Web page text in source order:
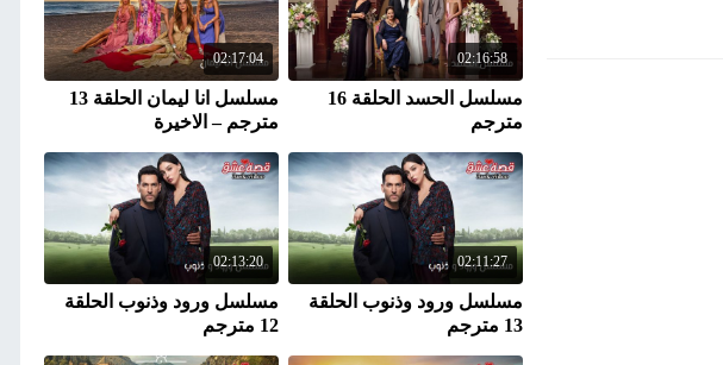
02:16:58
مسلسل الحسد الحلقة 16
مترجم
02:17:04
مسلسل انا ليمان الحلقة 13
مترجم – الاخيرة
02:11:27
مسلسل ورود وذنوب الحلقة
13 مترجم
02:13:20
مسلسل ورود وذنوب الحلقة
12 مترجم